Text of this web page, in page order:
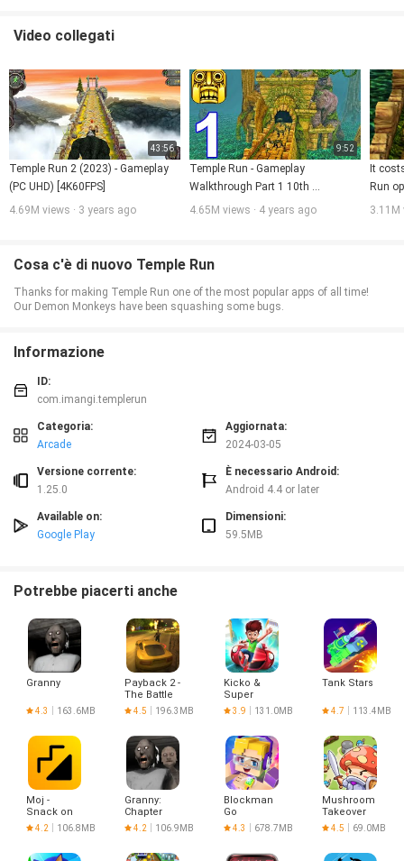
CARATTERISTICHE
★ Meccanismo originale di corsa 3D che combina svolte, salti, scivoli ed
inclinazioni – il primo del suo tipo!
★ Gioca come 7 differenti personaggi!
★ Incredibilmente divertente, ancora un’altra volta, gioca ad un gioco infinito!
Video collegati
43:56
Temple Run 2 (2023) - Gameplay
(PC UHD) [4K60FPS]
4.69M views · 3 years ago
9:52
Temple Run - Gameplay
Walkthrough Part 1 10th
Anniversary (Android,iOS)
4.65M views · 4 years ago
It
Run
3.11M
Cosa c'è di nuovo Temple Run
Thanks for making Temple Run one of the most popular apps of all time!
Our Demon Monkeys have been squashing some bugs.
Informazione
ID:
com.imangi.templerun
Categoria:
Arcade
Aggiornata:
2024-03-05
Versione corrente:
1.25.0
È necessario Android:
Android 4.4 or later
Available on:
Google Play
Dimensioni:
59.5MB
Potrebbe piacerti anche
Granny
4.3 163.6MB
Payback 2 -
The Battle
Sandbox
4.5 196.3MB
Kicko &
Super
Speedo
3.9 131.0MB
Tank Stars
4.7 113.4MB
Moj -
Snack on
Indian
Short
4.2 106.8MB
Granny:
Chapter
Two
4.2 106.9MB
Blockman
Go
4.3 678.7MB
Mushroom
Takeover
4.5 69.0MB